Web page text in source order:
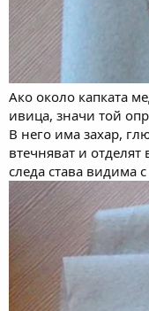
Ако около капката
ивица, значи той
В него има захар,
втечняват и
следа става видима